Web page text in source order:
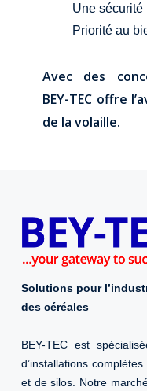
Une sécurité
Priorité au
Avec des
BEY-TEC offre
de la volaille.
Solutions pour
des céréales
BEY-TEC est
d’installations
et de silos. Notre